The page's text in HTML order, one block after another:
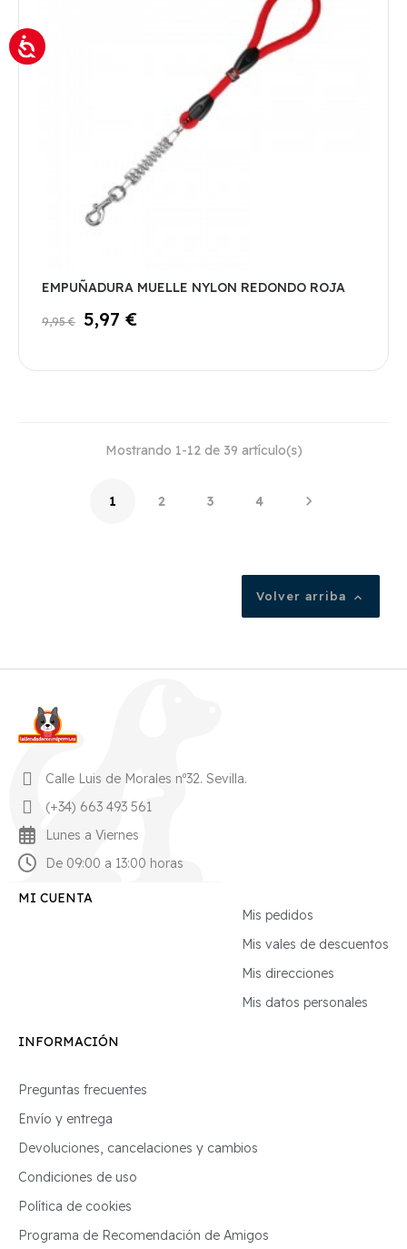
EMPUÑADURA MUELLE NYLON REDONDO ROJA
9,95 € 5,97 €
Mostrando 1-12 de 39 artículo(s)
1 2 3 4 
Volver arriba 
Calle Luis de Morales nº32. Sevilla.
(+34) 663 493 561
Lunes a Viernes
De 09:00 a 13:00 horas
MI CUENTA
Mis pedidos
Mis vales de descuentos
Mis direcciones
Mis datos personales
INFORMACIÓN
Preguntas frecuentes
Envío y entrega
Devoluciones, cancelaciones y cambios
Condiciones de uso
Política de cookies
Programa de Recomendación de Amigos